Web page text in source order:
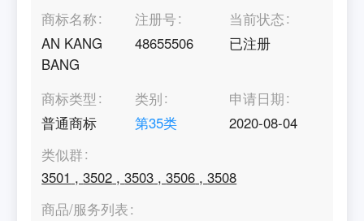
商标名称
AN KANG
BANG
注册号
48655506
当前状态
已注册
商标类型
普通商标
类别
第35类
申请日期
2020-08-04
类似群
3501 ,3502 ,3503 ,3506 ,3508
商品/服务列表